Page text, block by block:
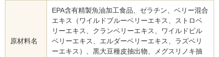
原材料名
EPA含有精製魚油加工食品、ゼラチン、ベリー混合
エキス（ワイルドブルーベリーエキス、ストロベ
リーエキス、クランベリーエキス、ワイルドビル
ベリーエキス、エルダーベリーエキス、ラズベリ
ーエキス）、黒大豆種皮抽出物、メグスリノキ抽